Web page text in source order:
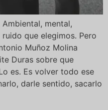
mental,
que elegimos. Pero
Muñoz Molina
Duras sobre que
es. Es volver todo ese
darle sentido, sacarlo